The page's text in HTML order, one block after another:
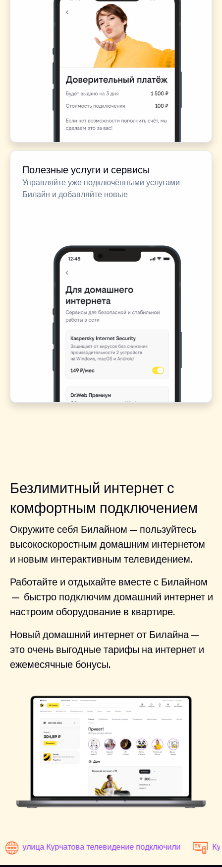
Полезные услуги и сервисы
Управляйте уже подключёнными услугами
Билайн и добавляйте новые
Безлимитный интернет с
комфортным подключением
Окружите себя Билайном — пользуйтесь
высокоскоростным домашним интернетом
и новым интерактивным телевидением.
Работайте и отдыхайте вместе с Билайном
— быстро подключим домашний интернет и
настроим оборудование в квартире.
Новый домашний интернет от Билайна —
это очень выгодные тарифы на интернет и
ежемесячные бонусы.
улица Курчатова телевидение подключили